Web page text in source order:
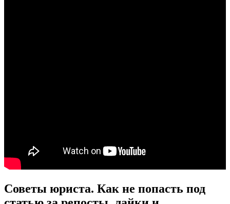
Советы юриста. Как не попасть под